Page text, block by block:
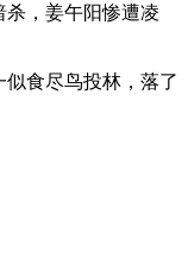
，姜午阳惨遭凌
食尽鸟投林，落了